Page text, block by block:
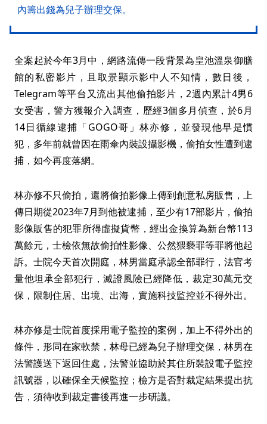
內籌出錢為兒子辦理交保。
全案起於今年3月中，網路流傳一段背景為皇池溫泉御膳
館的私密影片，且取景顯示影中人不知情，數日後，
Telegram等平台又流出其他偷拍影片，2週內累計4男6
女受害，警方獲報介入調查，歷經3個多月偵查，於6月
14日循線逮捕「GOGO哥」林亦修，並發現他早是慣
犯，多年前就曾因在雨傘內裝設攝影機，偷拍女性遭到逮
捕，如今再度落網。
林亦修不只偷拍，還將偷拍影像上傳到創意私房販售，上
傳日期從2023年7月到他被逮捕，至少有17部影片，偷拍
影像販售的犯罪所得虛擬貨幣，經出金換算為新台幣113
萬餘元，士檢依無故偷拍性影像、公然猥褻罪等罪將他起
訴。士院今天首次開庭，林男當庭承認全部罪行，法官考
量他坦承全部犯行，滅證風險已經降低，裁定30萬元交
保，限制住居、出境、出海，實施科技監控並不得外出。
林亦修是士院首度採用電子監控的案例，加上不得外出的
條件，形同在家軟禁，林母已經為兒子辦理交保，林男在
法警護送下返回住處，法警並協助於其住所裝設電子監控
訊號器，以確保全天候監控；檢方是否對裁定結果提出抗
告，須待收到裁定書後再進一步研議。